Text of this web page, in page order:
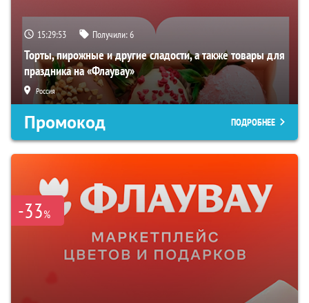
15:29:52 Получили:6
Торты, пирожные и другие сладости, а также товары для
праздника на «Флаувау»
Россия
Промокод ПОДРОБНЕЕ
-33%